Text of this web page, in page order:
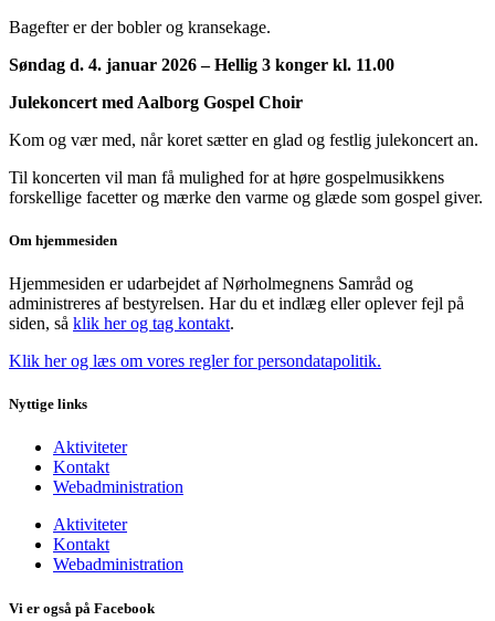
Bagefter er der bobler og kransekage.
Søndag d. 4. januar 2026 – Hellig 3 konger kl. 11.00
Julekoncert med Aalborg Gospel Choir
Kom og vær med, når koret sætter en glad og festlig julekoncert an.
Til koncerten vil man få mulighed for at høre gospelmusikkens
forskellige facetter og mærke den varme og glæde som gospel giver.
Om hjemmesiden
Hjemmesiden er udarbejdet af Nørholmegnens Samråd og
administreres af bestyrelsen. Har du et indlæg eller oplever fejl på
siden, så klik her og tag kontakt.
Klik her og læs om vores regler for persondatapolitik.
Nyttige links
Aktiviteter
Kontakt
Webadministration
Aktiviteter
Kontakt
Webadministration
Vi er også på Facebook